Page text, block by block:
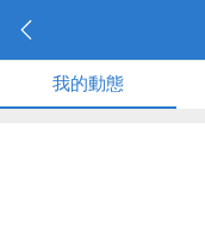
我的動態